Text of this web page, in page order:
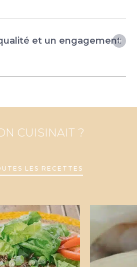
et un engagement
CUISINAIT ?
LES RECETTES